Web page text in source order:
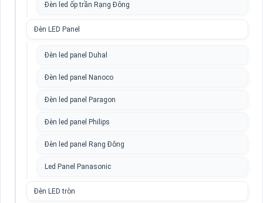
Đèn led ốp trần Rạng Đông
Đèn LED Panel
Đèn led panel Duhal
Đèn led panel Nanoco
Đèn led panel Paragon
Đèn led panel Philips
Đèn led panel Rạng Đông
Led Panel Panasonic
Đèn LED tròn